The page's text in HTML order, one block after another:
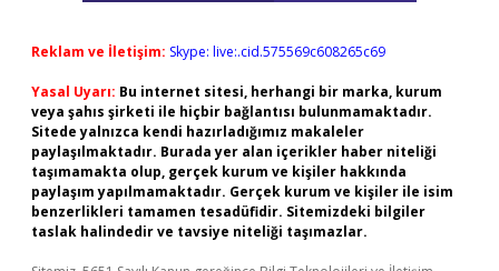
Reklam ve İletişim: Skype: live:.cid.575569c608265c69
Yasal Uyarı: Bu internet sitesi, herhangi bir marka, kurum
veya şahıs şirketi ile hiçbir bağlantısı bulunmamaktadır.
Sitede yalnızca kendi hazırladığımız makaleler
paylaşılmaktadır. Burada yer alan içerikler haber niteliği
taşımamakta olup, gerçek kurum ve kişiler hakkında
paylaşım yapılmamaktadır. Gerçek kurum ve kişiler ile isim
benzerlikleri tamamen tesadüfidir. Sitemizdeki bilgiler
taslak halindedir ve tavsiye niteliği taşımazlar.